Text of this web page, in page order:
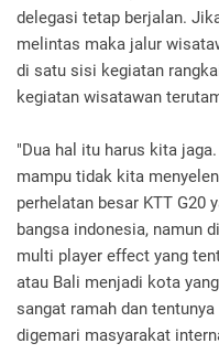
delegasi tetap berjalan.
melintas maka jalur
di satu sisi kegiatan
kegiatan wisatawan
"Dua hal itu harus kita
mampu tidak kita
perhelatan besar KTT G20
bangsa indonesia, namun
multi player effect yang
atau Bali menjadi kota
sangat ramah dan
digemari masyarakat